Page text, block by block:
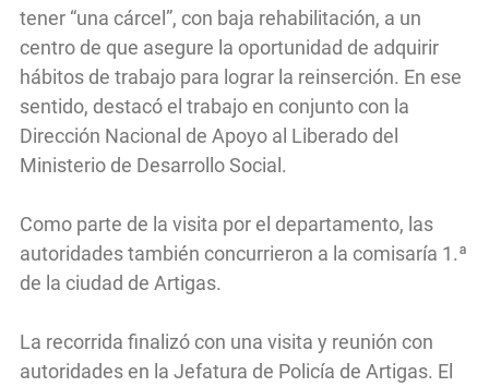
tener “una cárcel”, con baja rehabilitación, a un
centro de que asegure la oportunidad de adquirir
hábitos de trabajo para lograr la reinserción. En ese
sentido, destacó el trabajo en conjunto con la
Dirección Nacional de Apoyo al Liberado del
Ministerio de Desarrollo Social.
Como parte de la visita por el departamento, las
autoridades también concurrieron a la comisaría 1.ª
de la ciudad de Artigas.
La recorrida finalizó con una visita y reunión con
autoridades en la Jefatura de Policía de Artigas. El